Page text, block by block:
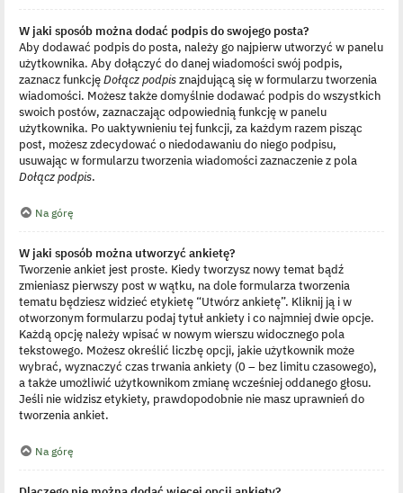
W jaki sposób można dodać podpis do swojego posta?
Aby dodawać podpis do posta, należy go najpierw utworzyć w panelu
użytkownika. Aby dołączyć do danej wiadomości swój podpis,
zaznacz funkcjęDołącz podpisznajdującą się w formularzu tworzenia
wiadomości. Możesz także domyślnie dodawać podpis do wszystkich
swoich postów, zaznaczając odpowiednią funkcję w panelu
użytkownika. Po uaktywnieniu tej funkcji, za każdym razem pisząc
post, możesz zdecydować o niedodawaniu do niego podpisu,
usuwając w formularzu tworzenia wiadomości zaznaczenie z pola
Dołącz podpis.
Na górę
W jaki sposób można utworzyć ankietę?
Tworzenie ankiet jest proste. Kiedy tworzysz nowy temat bądź
zmieniasz pierwszy post w wątku, na dole formularza tworzenia
tematu będziesz widzieć etykietę “Utwórz ankietę”. Kliknij ją i w
otworzonym formularzu podaj tytuł ankiety i co najmniej dwie opcje.
Każdą opcję należy wpisać w nowym wierszu widocznego pola
tekstowego. Możesz określić liczbę opcji, jakie użytkownik może
wybrać, wyznaczyć czas trwania ankiety (0 – bez limitu czasowego),
a także umożliwić użytkownikom zmianę wcześniej oddanego głosu.
Jeśli nie widzisz etykiety, prawdopodobnie nie masz uprawnień do
tworzenia ankiet.
Na górę